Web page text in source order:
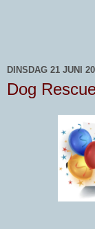
DINSDAG 21 JUNI
Dog